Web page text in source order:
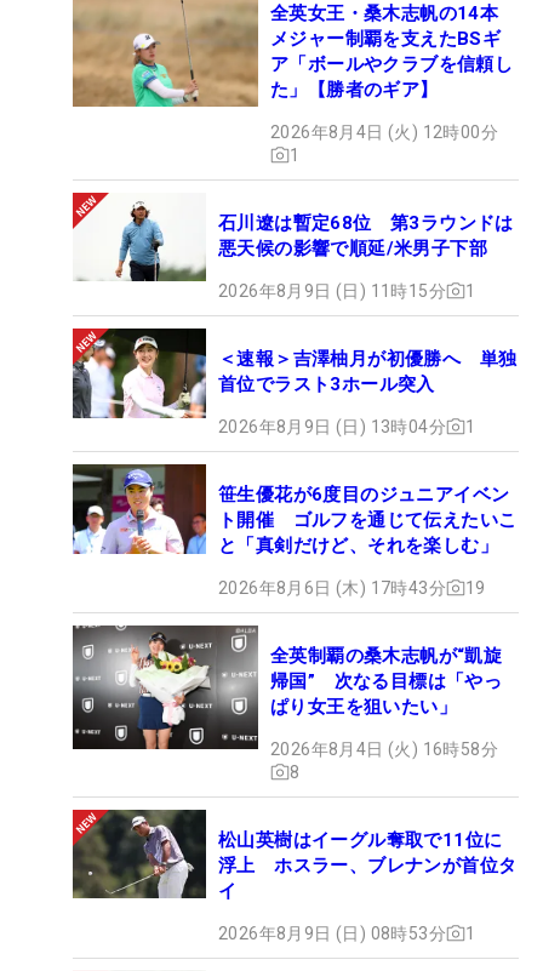
全英女王・桑木志帆の14本
メジャー制覇を支えたBSギ
ア「ボールやクラブを信頼し
た」【勝者のギア】
2026年8月4日 (火) 12時00分
1
石川遼は暫定68位 第3ラウンドは
悪天候の影響で順延/米男子下部
2026年8月9日 (日) 11時15分 1
＜速報＞吉澤柚月が初優勝へ 単独
首位でラスト3ホール突入
2026年8月9日 (日) 13時04分 1
笹生優花が6度目のジュニアイベン
ト開催 ゴルフを通じて伝えたいこ
と「真剣だけど、それを楽しむ」
2026年8月6日 (木) 17時43分 19
全英制覇の桑木志帆が“凱旋
帰国” 次なる目標は「やっ
ぱり女王を狙いたい」
2026年8月4日 (火) 16時58分
8
松山英樹はイーグル奪取で11位に
浮上 ホスラー、ブレナンが首位タ
イ
2026年8月9日 (日) 08時53分 1